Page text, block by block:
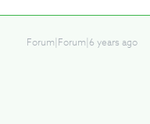
Forum|Forum|6 years ago